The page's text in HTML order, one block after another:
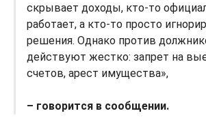
скрывает доходы, кто-то
работает, а кто-то просто
решения. Однако против
действуют жестко: запрет на
счетов, арест имущества»,
– говорится в сообщении.